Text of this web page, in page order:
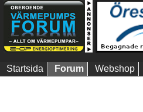
Startsida Forum Webshop